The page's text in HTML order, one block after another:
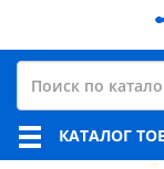
КАТАЛОГ